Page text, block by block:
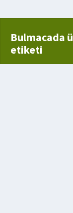
Bulmacada
etiketi